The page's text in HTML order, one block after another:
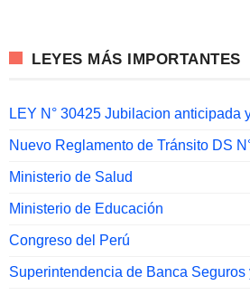
LEYES MÁS IMPORTANTES
LEY N° 30425 Jubilacion anticipada
Nuevo Reglamento de Tránsito DS
Ministerio de Salud
Ministerio de Educación
Congreso del Perú
Superintendencia de Banca Seguros